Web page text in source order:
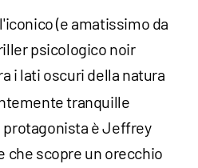
(e amatissimo da
psicologico noir
i lati oscuri della natura
tranquille
è Jeffrey
che scopre un orecchio